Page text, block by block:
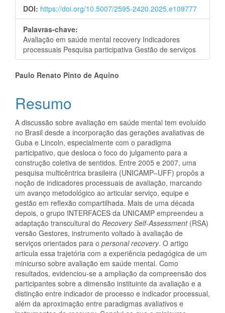
DOI: https://doi.org/10.5007/2595-2420.2025.e109777
Palavras-chave:
Avaliação em saúde mental recovery Indicadores
processuais Pesquisa participativa Gestão de serviços
Conteúdo
do
artigo
principal
Paulo Renato Pinto de Aquino
Resumo
A discussão sobre avaliação em saúde mental tem evoluído
no Brasil desde a incorporação das gerações avaliativas de
Guba e Lincoln, especialmente com o paradigma
participativo, que desloca o foco do julgamento para a
construção coletiva de sentidos. Entre 2005 e 2007, uma
pesquisa multicêntrica brasileira (UNICAMP–UFF) propôs a
noção de indicadores processuais de avaliação, marcando
um avanço metodológico ao articular serviço, equipe e
gestão em reflexão compartilhada. Mais de uma década
depois, o grupo INTERFACES da UNICAMP empreendeu a
adaptação transcultural do Recovery Self-Assessment(RSA)
versão Gestores, instrumento voltado à avaliação de
serviços orientados para o personal recovery. O artigo
articula essa trajetória com a experiência pedagógica de um
minicurso sobre avaliação em saúde mental. Como
resultados, evidenciou-se a ampliação da compreensão dos
participantes sobre a dimensão instituinte da avaliação e a
distinção entre indicador de processo e indicador processual,
além da aproximação entre paradigmas avaliativos e